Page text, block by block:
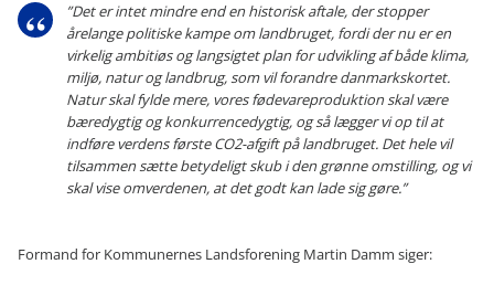
”Det er intet mindre end en historisk aftale, der stopper
årelange politiske kampe om landbruget, fordi der nu er en
virkelig ambitiøs og langsigtet plan for udvikling af både klima,
miljø, natur og landbrug, som vil forandre danmarkskortet.
Natur skal fylde mere, vores fødevareproduktion skal være
bæredygtig og konkurrencedygtig, og så lægger vi op til at
indføre verdens første CO2-afgift på landbruget. Det hele vil
tilsammen sætte betydeligt skub i den grønne omstilling, og vi
skal vise omverdenen, at det godt kan lade sig gøre.”
Formand for Kommunernes Landsforening Martin Damm siger: